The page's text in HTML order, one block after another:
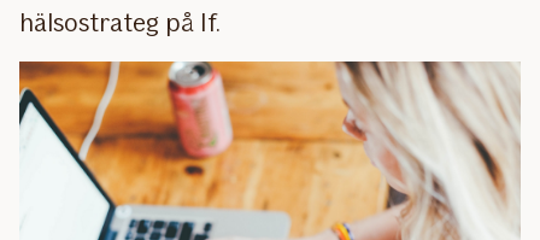
hälsostrateg på If.